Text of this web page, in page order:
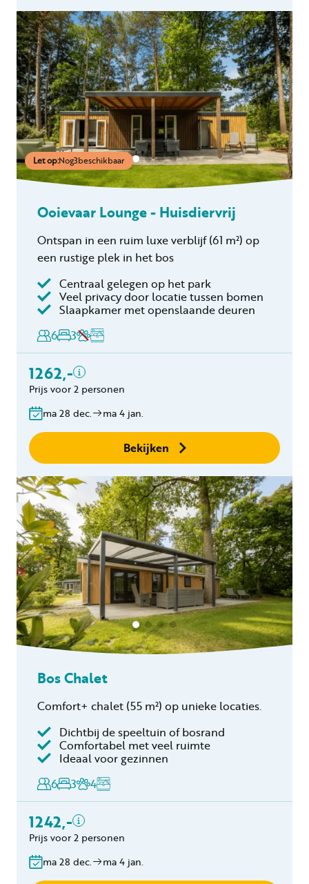
Let op:Nog3beschikbaar
Ooievaar Lounge - Huisdiervrij
Ontspan in een ruim luxe verblijf(61 m²) op
een rustige plek in het bos
Centraal gelegen op het park
Veel privacy door locatie tussen bomen
Slaapkamer met openslaande deuren
6
3
1262,-
Inclusief
binnen 24 uur
Geen boekingskosten
Prijs voor 2 personen
ma 28 dec. ma 4 jan.
Bekijken
Bos Chalet
Comfort+ chalet (55 m²) op unieke locaties.
Dichtbij de speeltuin of bosrand
Comfortabel met veel ruimte
Ideaal voor gezinnen
6
3 4
1242,-
Inclusief
Toeristenbelasting
binnen 24 uur
Prijs voor 2 personen
ma 28 dec. ma 4 jan.